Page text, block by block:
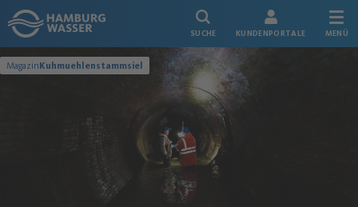
Link zur Startseite
SUCHE KUNDENPORTALE MENÜ
MagazinKuhmuehlenstammsiel